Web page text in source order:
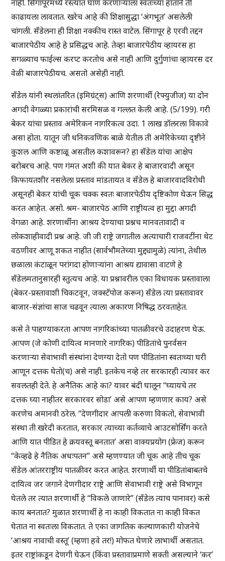
नाही. सिंगापूरमध्ये रस्त्यात घाण करणाऱ्याला स्वतःच्या हाताने ती
काढायला लावतात. खरेच आहे की शिक्षासुद्धा ‘अंगभूत’ असलेली
चांगली. सँडेलना ही शिक्षा नक्कीच रास्त वाटेल. सिंगापूर हे एरवी तद्दन
बाजारपेठीय आहे हे प्रसिद्धच आहे. तेव्हा बाजारपेठीय व्हायरस हा
सगळ्याच फाईल्स करप्ट करतोच असे नाही आणि दुर्गुणांचा व्हायरस दर
वेळी बाजारपेठीयच. असतो असेही नाही.
सँडेल यांनी स्थलांतरित (इमिग्रंट्स) आणि शरणार्थी (रेफ्युजीज) या दोन
अगदी वेगळ्या प्रकारांची सरमिसळ व गल्लत केली आहे. (5/199). गरी
बेकर यांचा प्रस्ताव अमेरिकन नागरिकत्व उदा. 1 लाख डॉलरला विकावे
असा होता. यातून जी धनिकवणिक बाळे येतील ती अमेरिकेच्या दृष्टीने
कुशल आणि कष्टाळू असतील कशावरून? हा सँडेल यांचा आक्षेप
बरोबरच आहे. पण गंमत अशी की यात बेकर हे बाजारवादी असून
किफायतशीर नसलेला प्रस्ताव मांडतायत व सँडेल हे बाजारवादविरोधी
असूनही बेकर यांची चूक चक्क स्वतः बाजारपेठीय दृष्टिकोण घेऊन सिद्ध
करत आहेत. असो. श्रम- बाजारपेठ आणि राष्ट्रीयत्व हा मुद्दा अगदी
वेगळा आहे. शरणार्थीना आश्रय देण्याचा प्रश्नच मानवतावादी व
लोकशाहीवादी प्रश्न आहे. जी जी राष्ट्रे जगातील अत्याचारी राजवटींना थेट
वठणीवर आणू शकत नाहीत (सार्वभौमतेच्या मुद्द्यामुळे) त्यांना, तेथील
छळाला कंटाळून परांगदा होणाऱ्यांना आश्रय द्यावासा वाटणे हे
सँडेलमतानुसारही स्तुत्यच आहे. या प्रश्नावरील एका विधायक प्रस्तावाला
(बेकर-प्रस्तावाशी चिकटवून, जक्स्टॅपोज करून) सँडेल त्या प्रस्तावावर
बाजार-संज्ञांचा साज चढवून त्याला अकारण निषिद्ध ठरवताहेत.
कसे ते पाहण्याकरता आपण नागरिकांच्या पातळीवरचे उदाहरण घेऊ.
आपण (जे कोणी दायित्व मानणारे नागरिक) पीडितांचे पुनर्वसन
करणाऱ्या सेवाभावी संस्थांना देणग्या देतो पण पीडितांना स्वतःच्या घरी
आणून दत्तक घेतो(च) असे नाही. इतकेच नव्हे तर सरकारही त्यावर कर
सवलतही देते. हे अनैतिक आहे का? यावर बंदी घालून “घ्यायचे तर
दत्तक घ्या नाहीतर सरकारवर सोडा’ असे आपण म्हणणार काय? असे
करणेच अमानवी ठरेल. “देणगीदार आपली करुणा विकतो, सेवाभावी
संस्था ती खरेदी करतात, सरकार त्याच्या कर्तव्याचे आउटसोर्सिंग करते
आणि यात पीडित हे क्रयवस्तू बनतात’ असा वाक्यप्रयोग (फ्रेज) करून
“केव्हढे हे नैतिक अधःपतन” असे म्हणण्यात जी चूक आहे तीच चूक
सँडेल आंतरराष्ट्रीय पातळीवर करत आहेत. शरणार्थी या पीडितांबाबतचे
दायित्व जर जगाने देणगीदार राष्ट्रे आणि सेवाभावी राष्ट्रे असे विभागून
घेतले तर त्यात शरणार्थी हे “विकले जाणारे” (सँडेल त्याच पानावर) कसे
काय बनतात? मुळात शरणार्थी हे ना काही विकतात ना काही विकत
घेतात ना स्वतःला विकतात. ते एका जागतिक कल्याणकारी योजनेचे
‘आश्रय नावाची वस्तू’ (म्हणा हवे तर!) मोफत घेणारे लाभार्थी असतात.
इतर राष्ट्रांकडून देणगी घेऊन (किंवा प्रस्तावाप्रमाणे सक्ती असल्याने ‘कर’